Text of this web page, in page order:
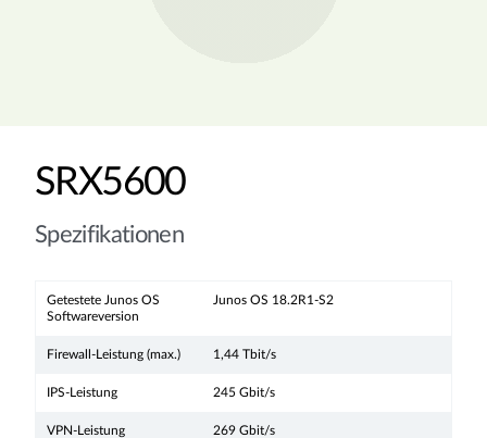
SRX5600
Spezifikationen
Getestete Junos OS
Softwareversion
Junos OS 18.2R1-S2
Firewall-Leistung (max.) 1,44 Tbit/s
IPS-Leistung 245 Gbit/s
VPN-Leistung 269 Gbit/s